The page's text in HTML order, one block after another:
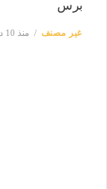
برس
غير مصنف منذ 10 دقائق